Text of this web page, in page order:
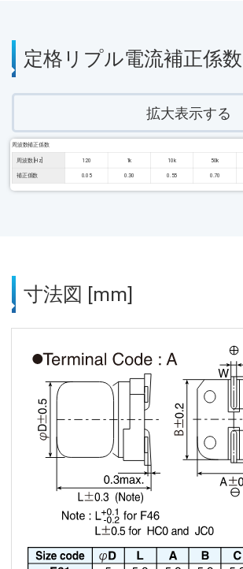
定格リプル電流補正係数
拡大表示する
周波数補正係数
周波数 [Hz] 120 1k 10k 50k
補正係数 0.05 0.30 0.55 0.70
寸法図 [mm]